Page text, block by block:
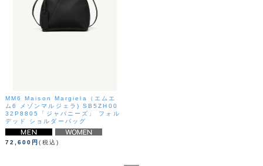
MM6 Maison Margiela（エムエ
ム6 メゾンマルジェラ) SB5ZH00
32P8805「ジャパニーズ」 フォル
デッド ショルダーバッグ
72,600円(税込)